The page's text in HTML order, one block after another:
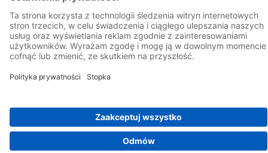
Strona główna
Ogólne warunki dostaw i płatności
Stopka redakcyjna
Polityka prywatności
Cookie Choices
Yaskawa Europe GmbH